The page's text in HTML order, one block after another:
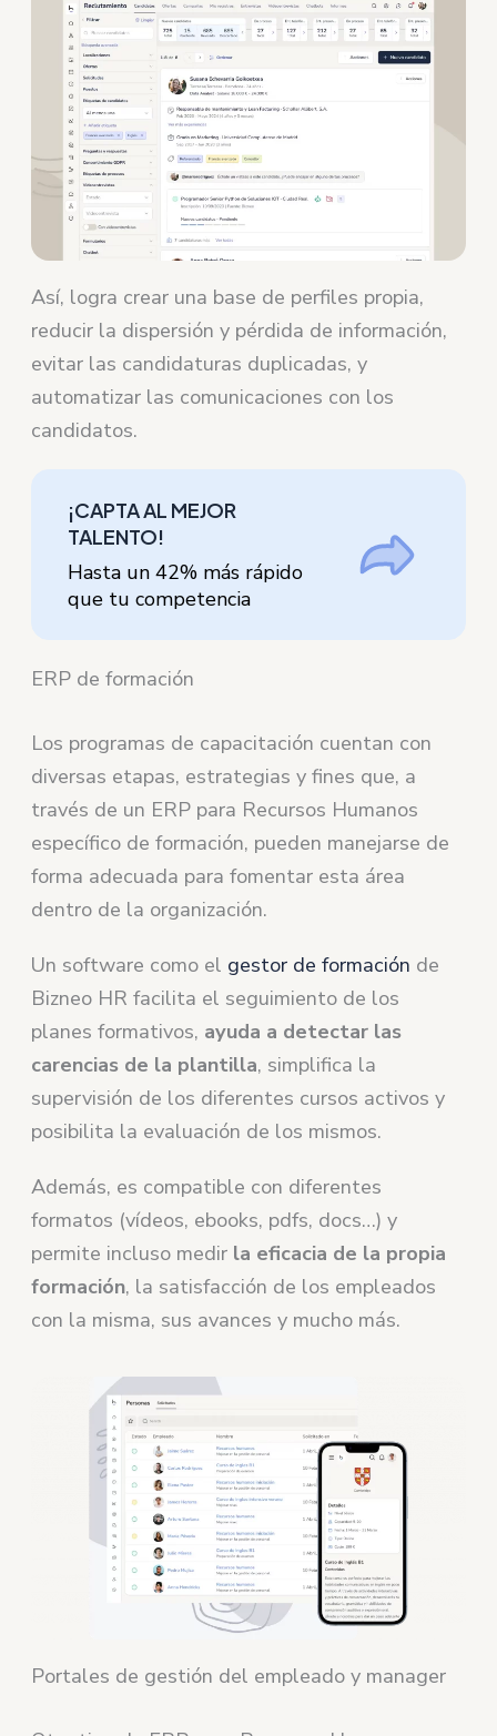
Así, logra crear una base de perfiles propia,
reducir la dispersión y pérdida de información,
evitar las candidaturas duplicadas, y
automatizar las comunicaciones con los
candidatos.
¡CAPTA AL MEJOR
TALENTO!
Hasta un 42% más rápido
que tu competencia
ERP de formación
Los programas de capacitación cuentan con
diversas etapas, estrategias y fines que, a
través de un ERP para Recursos Humanos
específico de formación, pueden manejarse de
forma adecuada para fomentar esta área
dentro de la organización.
Un software como el gestor de formación de
Bizneo HR facilita el seguimiento de los
planes formativos, ayuda a detectar las
carencias de la plantilla, simplifica la
supervisión de los diferentes cursos activos y
posibilita la evaluación de los mismos.
Además, es compatible con diferentes
formatos (vídeos, ebooks, pdfs, docs…) y
permite incluso medir la eficacia de la propia
formación, la satisfacción de los empleados
con la misma, sus avances y mucho más.
Portales de gestión del empleado y manager